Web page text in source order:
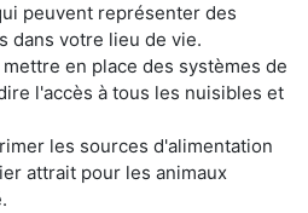
peuvent représenter des
dans votre lieu de vie.
en place des systèmes de
l'accès à tous les nuisibles et
les sources d'alimentation
attrait pour les animaux